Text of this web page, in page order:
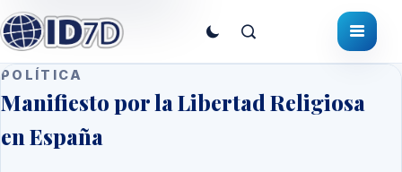
POLÍTICA
Manifiesto por la Libertad Religiosa
en España